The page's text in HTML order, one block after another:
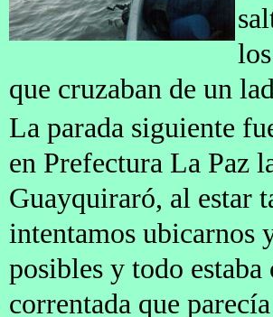
que cruzaban de un
La parada siguiente
en Prefectura La Paz
Guayquiraró, al estar
intentamos ubicarnos
posibles y todo
correntada que